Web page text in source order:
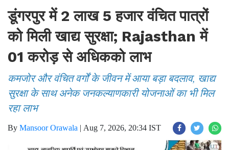
डूंगरपुर में 2 लाख 5 हजार वंचित पात्रों
को मिली खाद्य सुरक्षा; Rajasthan में
01 करोड़ से अधिकको लाभ
कमजोर और वंचित वर्गों के जीवन में आया बड़ा बदलाव, खाद्य
सुरक्षा के साथ अनेक जनकल्याणकारी योजनाओं का भी मिल
रहा लाभ
By Mansoor Orawala | Aug 7, 2026, 20:34 IST